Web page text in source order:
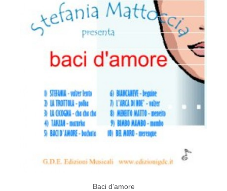
Baci d'amore